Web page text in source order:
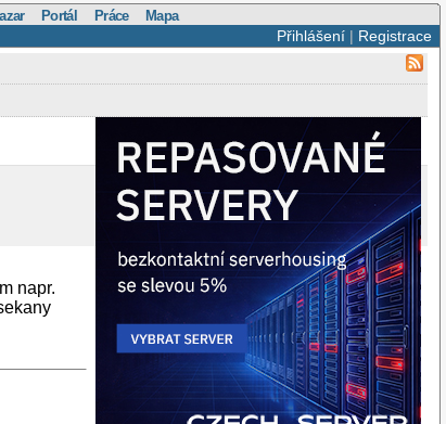
Portál Práce Mapa
Přihlášení| Registrace
napr.